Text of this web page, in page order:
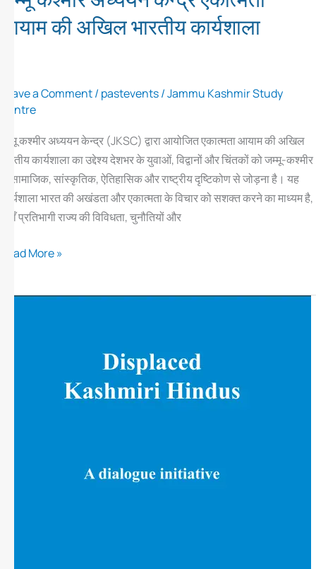
आयाम की अखिल भारतीय कार्यशाला
Leave a Comment/ pastevents/Jammu Kashmir Study
Centre
जम्मू कश्मीर अध्ययन केन्द्र (JKSC) द्वारा आयोजित एकात्मता आयाम की अखिल
भारतीय कार्यशाला का उद्देश्य देशभर के युवाओं, विद्वानों और चिंतकों को जम्मू-कश्मीर
के सामाजिक, सांस्कृतिक, ऐतिहासिक और राष्ट्रीय दृष्टिकोण से जोड़ना है। यह
कार्यशाला भारत की अखंडता और एकात्मता के विचार को सशक्त करने का माध्यम है,
जहाँ प्रतिभागी राज्य की विविधता, चुनौतियों और
Read More »